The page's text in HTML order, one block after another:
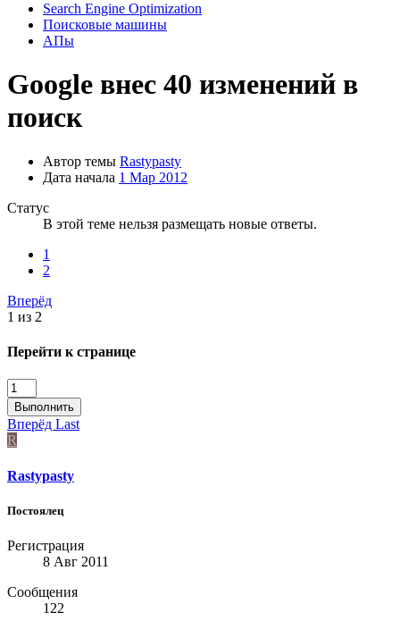
Search Engine Optimization
Поисковые машины
АПы
Google внес 40 изменений в
поиск
Автор темы Rastypasty
Дата начала 1 Мар 2012
Статус
В этой теме нельзя размещать новые ответы.
1
2
Вперёд
1 из 2
Перейти к странице
Выполнить
Вперёд Last
R
Rastypasty
Постоялец
Регистрация
8 Авг 2011
Сообщения
122